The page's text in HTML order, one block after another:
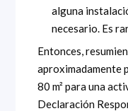
alguna
necesario. Es
Entonces,
aproximadamente
80 m² para una
Declaración